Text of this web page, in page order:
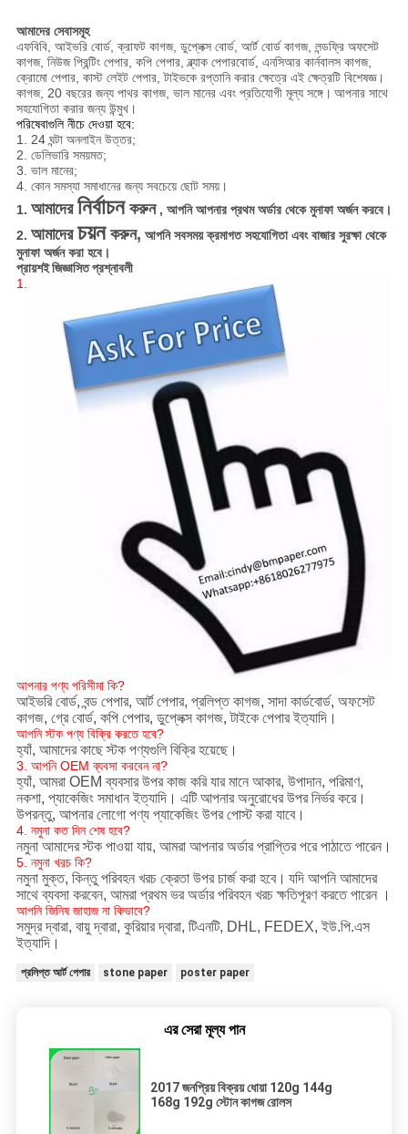
আমাদের সেবাসমূহ
এফবিবি, আইভরি বোর্ড, ক্রাফট কাগজ, ডুপ্লেক্স বোর্ড, আর্ট বোর্ড কাগজ, লন্ডফ্রি অফসেট
কাগজ, নিউজ প্রিন্টিং পেপার, কপি পেপার, ব্ল্যাক পেপারবোর্ড, এনসিআর কার্নবালস কাগজ,
ক্রোমো পেপার, কাস্ট লেইট পেপার, টাইভকে রপ্তানি করার ক্ষেত্রে এই ক্ষেত্রটি বিশেষজ্ঞ।
কাগজ, 20 বছরের জন্য পাথর কাগজ, ভাল মানের এবং প্রতিযোগী মূল্য সঙ্গে। আপনার সাথে
সহযোগিতা করার জন্য উন্মুখ।
পরিষেবাগুলি নীচে দেওয়া হবে:
1. 24 ঘন্টা অনলাইন উত্তর;
2. ডেলিভারি সময়মত;
3. ভাল মানের;
4. কোন সমস্যা সমাধানের জন্য সবচেয়ে ছোট সময়।
1. আমাদের নির্বাচনকরুন, আপনি আপনার প্রথম অর্ডার থেকে মুনাফা অর্জন করবে।
2. আমাদের চয়নকরুন, আপনি সবসময় ক্রমাগত সহযোগিতা এবং বাজার সুরক্ষা থেকে
মুনাফা অর্জন করা হবে।
প্রায়শই জিজ্ঞাসিত প্রশ্নাবলী
1.
আপনার পণ্য পরিসীমা কি?
আইভরি বোর্ড, বন্ড পেপার, আর্ট পেপার, প্রলিপ্ত কাগজ, সাদা কার্ডবোর্ড, অফসেট
কাগজ, গ্রে বোর্ড, কপি পেপার, ডুপ্লেক্স কাগজ, টাইকে পেপার ইত্যাদি।
আপনি স্টক পণ্য বিক্রি করতে হবে?
হ্যাঁ, আমাদের কাছে স্টক পণ্যগুলি বিক্রি হয়েছে।
3. আপনি OEM ব্যবসা করবেন না?
হ্যাঁ, আমরা OEM ব্যবসার উপর কাজ করি যার মানে আকার, উপাদান, পরিমাণ,
নকশা, প্যাকেজিং সমাধান ইত্যাদি। এটি আপনার অনুরোধের উপর নির্ভর করে।
উপরন্তু, আপনার লোগো পণ্য প্যাকেজিং উপর পোস্ট করা যাবে।
4. নমুনা কত দিন শেষ হবে?
নমুনা আমাদের স্টক পাওয়া যায়, আমরা আপনার অর্ডার প্রাপ্তির পরে পাঠাতে পারেন।
5. নমুনা খরচ কি?
নমুনা মুক্ত, কিন্তু পরিবহন খরচ ক্রেতা উপর চার্জ করা হবে। যদি আপনি আমাদের
সাথে ব্যবসা করবেন, আমরা প্রথম ভর অর্ডার পরিবহন খরচ ক্ষতিপূরণ করতে পারেন ।
আপনি জিনিষ জাহাজ না কিভাবে?
সমুদ্র দ্বারা, বায়ু দ্বারা, কুরিয়ার দ্বারা, টিএনটি, DHL, FEDEX, ইউ.পি.এস
ইত্যাদি।
প্রলিপ্ত আর্ট পেপার stone paper poster paper
এর সেরা মূল্য পান
2017 জনপ্রিয় বিক্রয় ধোয়া 120g 144g
168g 192g স্টোন কাগজ রোলস